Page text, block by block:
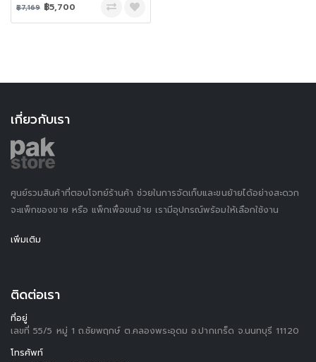
฿7,169 ฿5,700
เกี่ยวกับเรา
ศูนย์รวมสินค้าที่ตอบโจทย์ร้านค้า ช่วยในการจัดเก็บและขนย้ายได้อย่างสะดวก
จะแพ็กของขาย หรือ แพ็กเพื่อขนย้าย เรามีอุปกรณ์พร้อมให้เลือกใช้งาน
เพิ่มเติม
ติดต่อเรา
ที่อยู่
เลขที่ 55/5 หมู่ 1 ถ.ชัยพฤกษ์ ต.คลองพระอุดม อ.ปากเกร็ด จ.นนทบุรี 11120
โทรศัพท์